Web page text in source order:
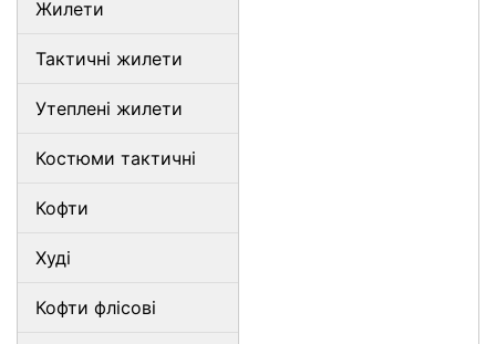
Жилети
Тактичні жилети
Утеплені жилети
Костюми тактичні
Кофти
Худі
Кофти флісові